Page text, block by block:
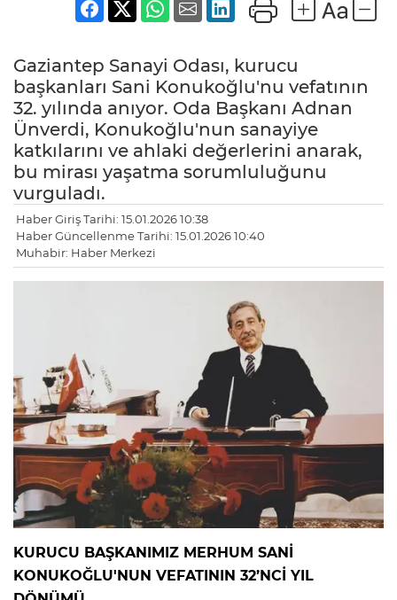
Gaziantep Sanayi Odası, kurucu
başkanları Sani Konukoğlu'nu vefatının
32. yılında anıyor. Oda Başkanı Adnan
Ünverdi, Konukoğlu'nun sanayiye
katkılarını ve ahlaki değerlerini anarak,
bu mirası yaşatma sorumluluğunu
vurguladı.
Haber Giriş Tarihi: 15.01.2026 10:38
Haber Güncellenme Tarihi: 15.01.2026 10:40
Muhabir: Haber Merkezi
KURUCU BAŞKANIMIZ MERHUM SANİ
KONUKOĞLU'NUN VEFATININ 32’NCİ YIL